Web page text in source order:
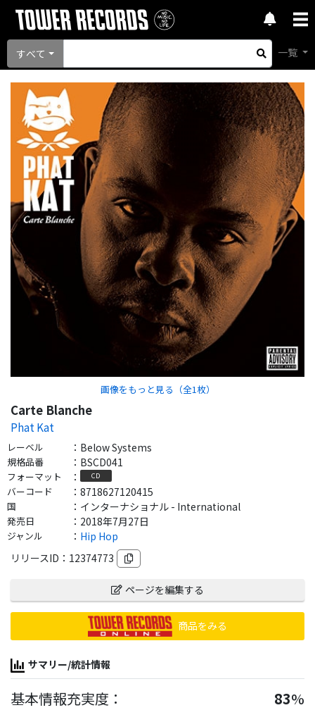
すべて 一覧
画像をもっと見る（全1 枚）
Carte Blanche
Phat Kat
レーベル ： Below Systems
規格品番 ： BSCD041
フォーマット ： CD
バーコード ： 8718627120415
国 ： インターナショナル - International
発売日 ： 2018年7月27日
ジャンル ： Hip Hop
リリースID： 12374773
ページを編集する
商品をみる
サマリー/統計情報
基本情報充実度： 83%